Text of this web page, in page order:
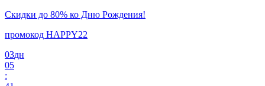
Скидки до 80% ко Дню Рождения!
промокод HAPPY22
03дн
05
: